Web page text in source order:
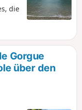
die
zu
Gorgue
über den